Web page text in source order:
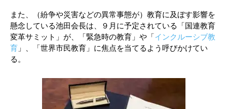
また、（紛争や災害などの異常事態が）教育に及ぼす影響を
懸念している池田会長は、９月に予定されている「国連教育
変革サミット」が、「緊急時の教育」や「インクルーシブ教
育 」、「世界市民教育」に焦点を当てるよう呼びかけてい
る。